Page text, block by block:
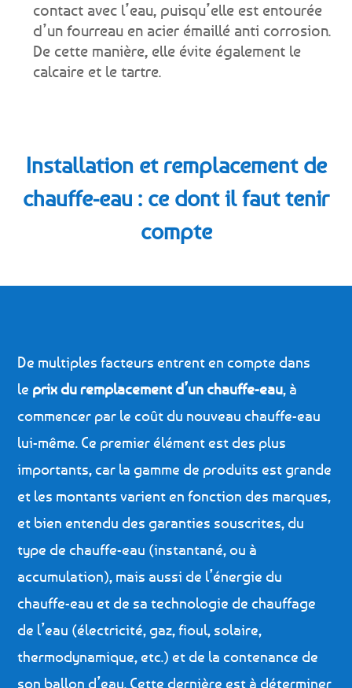
contact avec l’eau, puisqu’elle est entourée
d’un fourreau en acier émaillé anti corrosion.
De cette manière, elle évite également le
calcaire et le tartre.
Installation et remplacement de
chauffe-eau : ce dont il faut tenir
compte
De multiples facteurs entrent en compte dans
le prix du remplacement d’un chauffe-eau, à
commencer par le coût du nouveau chauffe-eau
lui-même. Ce premier élément est des plus
importants, car la gamme de produits est grande
et les montants varient en fonction des marques,
et bien entendu des garanties souscrites, du
type de chauffe-eau (instantané, ou à
accumulation), mais aussi de l’énergie du
chauffe-eau et de sa technologie de chauffage
de l’eau (électricité, gaz, fioul, solaire,
thermodynamique, etc.) et de la contenance de
son ballon d’eau. Cette dernière est à déterminer